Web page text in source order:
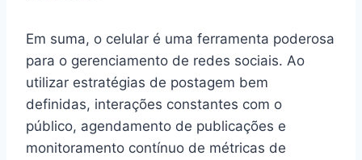
Em suma, o celular é uma ferramenta poderosa
para o gerenciamento de redes sociais. Ao
utilizar estratégias de postagem bem
definidas, interações constantes com o
público, agendamento de publicações e
monitoramento contínuo de métricas de